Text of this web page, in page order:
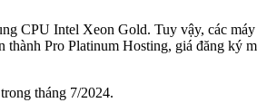
CPU Intel Xeon Gold. Tuy vậy, các
Pro Platinum Hosting, giá đăng ký
tháng 7/2024.